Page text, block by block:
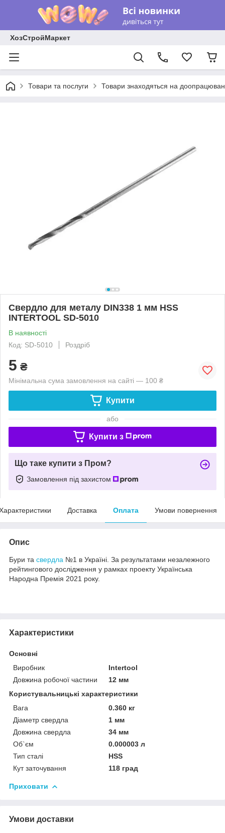
ХозСтройМаркет
Товари та послуги Товари знаходяться на
Свердло для металу DIN338 1 мм HSS
INTERTOOL SD-5010
В наявності
Код: SD-5010
Роздріб
5 ₴
Мінімальна сума замовлення на сайті — 100 ₴
Купити
або
Купити з
Що таке купити з Пром?
Замовлення під захистом
Доставка Оплата Умови повернення
Опис
Бури та свердла №1 в Україні. За результатами незалежного
рейтингового дослідження у рамках проекту Українська
Народна Премія 2021 року.
Характеристики
Основні
Виробник
Intertool
Довжина робочої частини
12 мм
Користувальницькі характеристики
Вага
0.360 кг
Діаметр свердла
1 мм
Довжина свердла
34 мм
Об`єм
0.000003 л
Тип сталі
HSS
Кут заточування
118 град
Приховати
Умови доставки